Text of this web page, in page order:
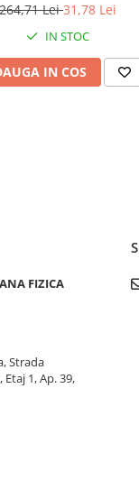
264,71 Lei31,78 Lei
IN STOC
IN COS
FIZICA
Strada
Etaj 1, Ap. 39,